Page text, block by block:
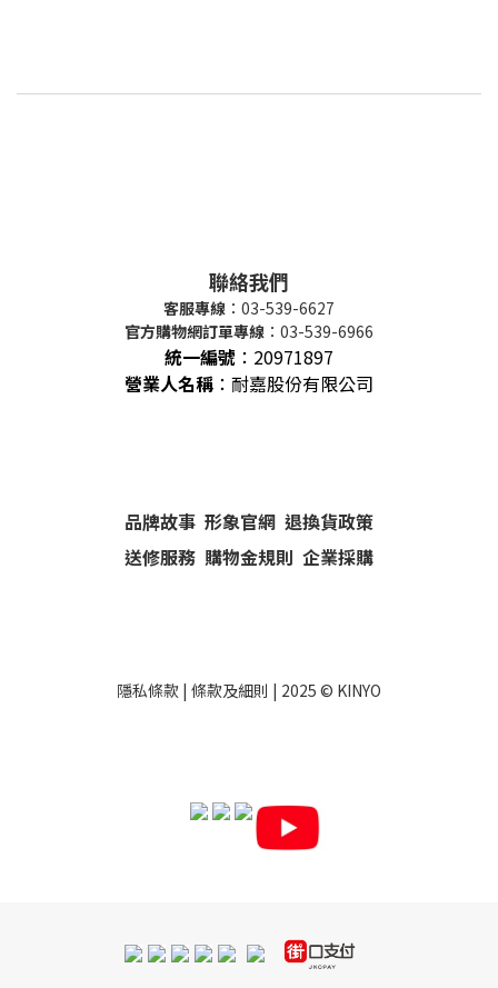
聯絡我們
客服專線 ：03-539-6627
官方購物網訂單專線 ：03-539-6966
統一編號 ： 20971897
營業人名稱 ：耐嘉股份有限公司
品牌故事 形象官網 退換貨政策
送修服務 購物金規則 企業採購
隱私條款 | 條款及細則 | 2025 © KINYO